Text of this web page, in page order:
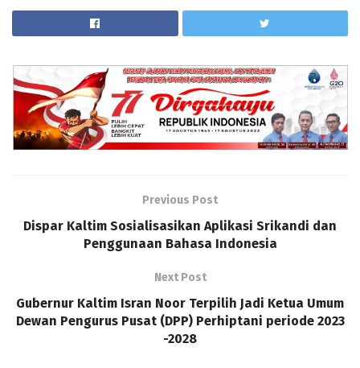
Previous Post
Dispar Kaltim Sosialisasikan Aplikasi Srikandi dan
Penggunaan Bahasa Indonesia
Next Post
Gubernur Kaltim Isran Noor Terpilih Jadi Ketua Umum
Dewan Pengurus Pusat (DPP) Perhiptani periode 2023
-2028